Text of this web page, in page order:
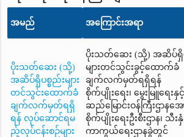
အမည် အကြောင်းအရာ
ပိုးသတ်ဆေး (သို့)
အဆိပ်ရှိပစ္စည်းများ
တင်သွင်းထောက်ခံ
ချက်လက်မှတ်ရရှိ
ရန် လုပ်ဆောင်ရမ
ည့်လုပ်ငန်းစဉ်များ
ပိုးသတ်ဆေး (သို့) အဆိပ်ရှိပ
များတင်သွင်းခွင့်ထောက်ခံ
ချက်လက်မှတ်ရရှိရန်
စိုက်ပျိုးရေး၊ မွေးမြူရေးနှင့်
ဆည်မြောင်းဝန်ကြီးဌာနအ
စိုက်ပျိုးရေးဦးစီးဌာန၊ သီးနှံ
ကာကွယ်ရေးဌာနခွဲတွင်